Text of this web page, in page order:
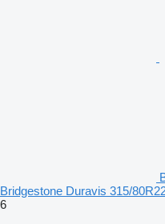
Bridgestone Duravis 315/
6